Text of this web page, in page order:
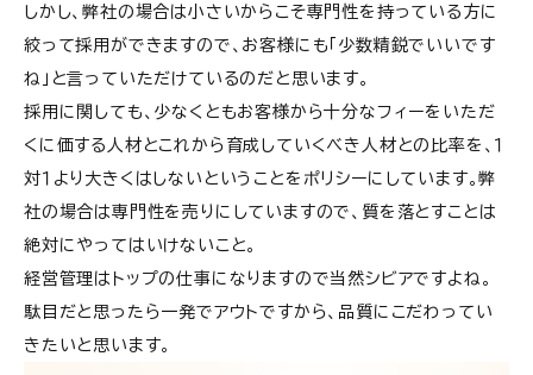
しかし、弊社の場合は小さいからこそ専門性を持っている方に
絞って採用ができますので、お客様にも「少数精鋭でいいです
ね」と言っていただけているのだと思います。
採用に関しても、少なくともお客様から十分なフィーをいただ
くに価する人材とこれから育成していくべき人材との比率を、１
対１より大きくはしないということをポリシーにしています。弊
社の場合は専門性を売りにしていますので、質を落とすことは
絶対にやってはいけないこと。
経営管理はトップの仕事になりますので当然シビアですよね。
駄目だと思ったら一発でアウトですから、品質にこだわってい
きたいと思います。